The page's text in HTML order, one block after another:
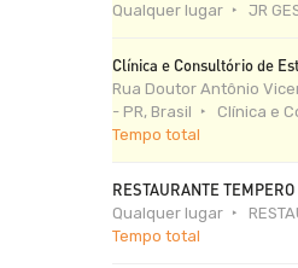
Qualquer lugar JR
Clínica e Consultório de
Rua Doutor Antônio
- PR, Brasil
Clínica e
Tempo total
RESTAURANTE
Qualquer lugar
Tempo total